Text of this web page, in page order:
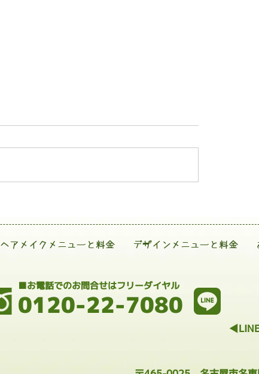
ヘアメイクメニューと料金 デザインメニューと料金
0120-22-7080
■お電話でのお問合せはフリーダイヤル